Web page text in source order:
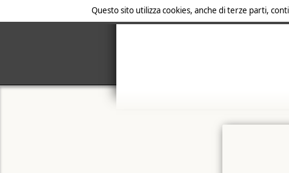
Questo sito utilizza cookies, anche di terze parti,